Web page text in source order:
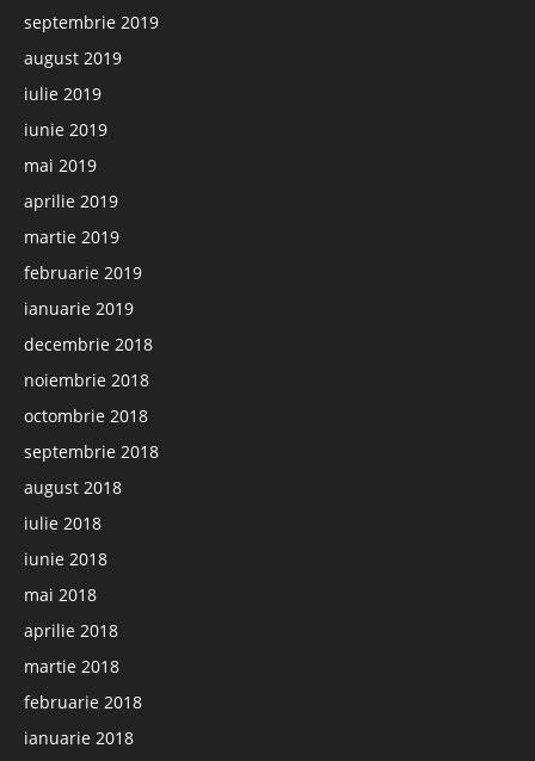
septembrie 2019
august 2019
iulie 2019
iunie 2019
mai 2019
aprilie 2019
martie 2019
februarie 2019
ianuarie 2019
decembrie 2018
noiembrie 2018
octombrie 2018
septembrie 2018
august 2018
iulie 2018
iunie 2018
mai 2018
aprilie 2018
martie 2018
februarie 2018
ianuarie 2018